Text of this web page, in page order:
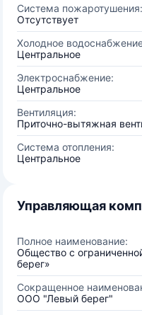
Система пожаротушения:
Отсутствует
Холодное
Центральное
Электроснабжение:
Центральное
Вентиляция:
Приточно-вытяжная
Система отопления:
Центральное
Управляющая
Полное наименование:
Общество с
берег»
Сокращенное
ООО "Левый берег"